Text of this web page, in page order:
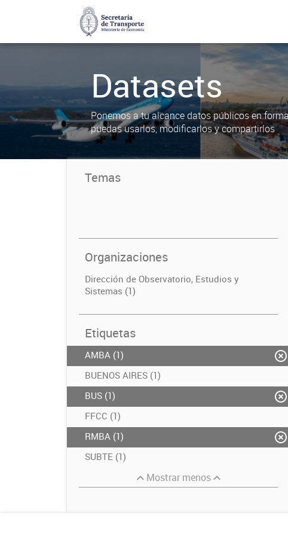
Datasets
Ponemos a tu alcance datos públicos en
puedas usarlos, modificarlos y compartirlos
Temas
Organizaciones
Dirección de Observatorio, Estudios y
Sistemas (1)
Etiquetas
AMBA (1)
BUENOS AIRES (1)
BUS (1)
FFCC (1)
RMBA (1)
SUBTE (1)
Mostrar menos